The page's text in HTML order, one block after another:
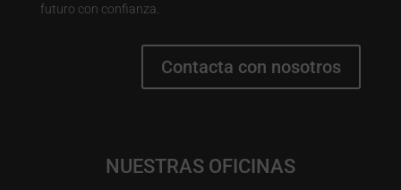
futuro con confianza.
Contacta con nosotros
NUESTRAS OFICINAS